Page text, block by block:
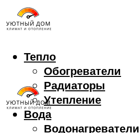
Тепло
Обогреватели
Радиаторы
Утепление
Вода
Водонагреватели